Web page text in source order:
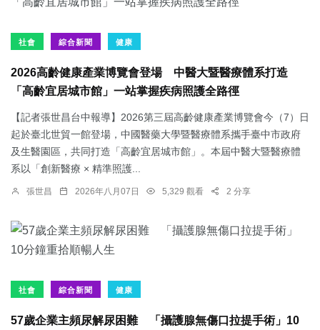
社會 綜合新聞 健康
2026高齡健康產業博覽會登場 中醫大暨醫療體系打造
「高齡宜居城市館」一站掌握疾病照護全路徑
【記者張世昌台中報導】2026第三屆高齡健康產業博覽會今（7）日
起於臺北世貿一館登場，中國醫藥大學暨醫療體系攜手臺中市政府
及生醫園區，共同打造「高齡宜居城市館」。本屆中醫大暨醫療體
系以「創新醫療 × 精準照護...
張世昌 2026年八月07日 5,329 觀看 2 分享
社會 綜合新聞 健康
57歲企業主頻尿解尿困難 「攝護腺無傷口拉提手術」10